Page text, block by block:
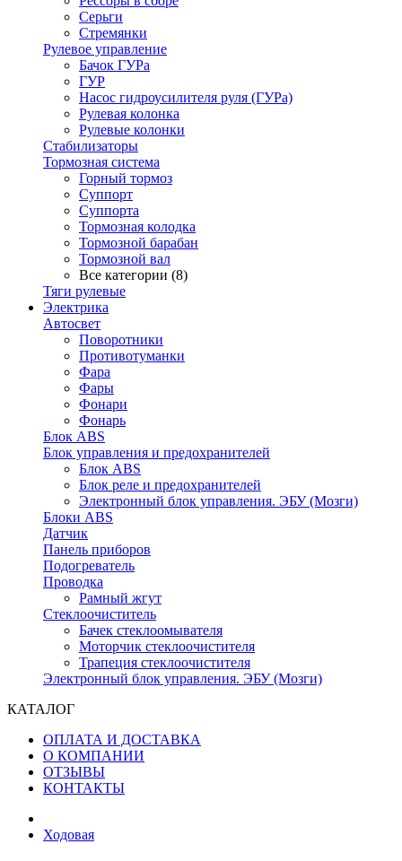
Серьги
Стремянки
Рулевое управление
Бачок ГУРа
ГУР
Насос гидроусилителя руля (ГУРа)
Рулевая колонка
Рулевые колонки
Стабилизаторы
Тормозная система
Горный тормоз
Суппорт
Суппорта
Тормозная колодка
Тормозной барабан
Тормозной вал
Все категории (8)
Тяги рулевые
Электрика
Автосвет
Поворотники
Противотуманки
Фара
Фары
Фонари
Фонарь
Блок ABS
Блок управления и предохранителей
Блок ABS
Блок реле и предохранителей
Электронный блок управления. ЭБУ (Мозги)
Блоки ABS
Датчик
Панель приборов
Подогреватель
Проводка
Рамный жгут
Стеклоочиститель
Бачек стеклоомывателя
Моторчик стеклоочистителя
Трапеция стеклоочистителя
Электронный блок управления. ЭБУ (Мозги)
КАТАЛОГ
ОПЛАТА И ДОСТАВКА
О КОМПАНИИ
ОТЗЫВЫ
КОНТАКТЫ
Ходовая